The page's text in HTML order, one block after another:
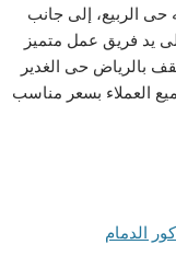
الربيع، إلى جانب
يد فريق عمل متميز
بالرياض حى الغدير
العملاء بسعر مناسب
الدمام